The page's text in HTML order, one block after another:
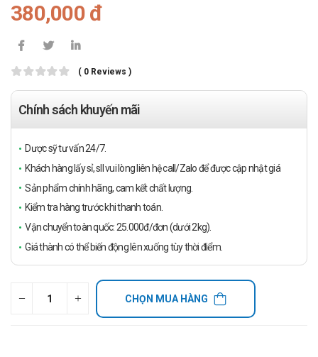
380,000 đ
( 0 Reviews )
Chính sách khuyến mãi
Dược sỹ tư vấn 24/7.
Khách hàng lấy sỉ, sll vui lòng liên hệ call/Zalo để được cập nhật giá
Sản phẩm chính hãng, cam kết chất lượng.
Kiểm tra hàng trước khi thanh toán.
Vận chuyển toàn quốc: 25.000đ/đơn (dưới 2kg).
Giá thành có thể biến động lên xuống tùy thời điểm.
CHỌN MUA HÀNG